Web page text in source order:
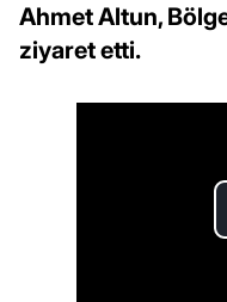
Ahmet Altun,
ziyaret etti.